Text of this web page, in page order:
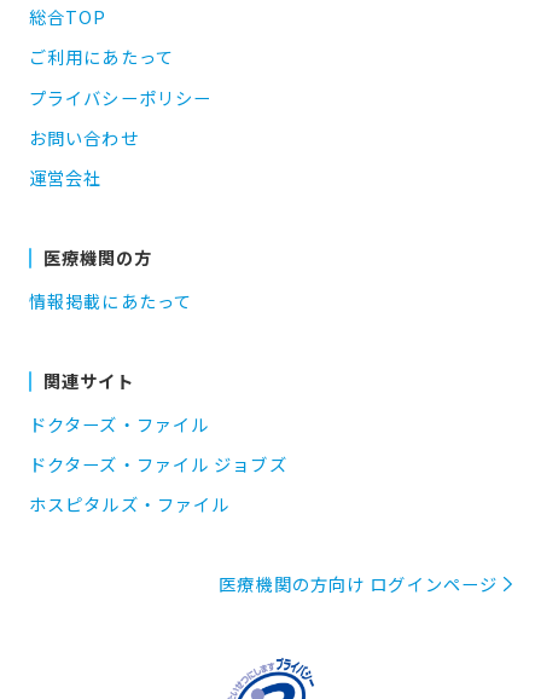
総合TOP
ご利用にあたって
プライバシーポリシー
お問い合わせ
運営会社
医療機関の方
情報掲載にあたって
関連サイト
ドクターズ・ファイル
ドクターズ・ファイル ジョブズ
ホスピタルズ・ファイル
医療機関の方向け ログインページ